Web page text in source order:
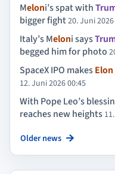
Meloni’s spat with
bigger fight20. Juni
Italy’s Meloni says
begged him for photo
SpaceX IPO makesElon
12. Juni 2026 00:45
With Pope Leo’s
reaches new heights
Older news